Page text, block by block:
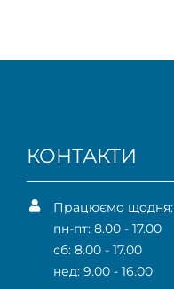
КОНТАКТИ
Працюємо щодня:
пн-пт: 8.00 - 17.00
сб: 8.00 - 17.00
нед: 9.00 - 16.00